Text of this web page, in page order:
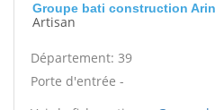
Groupe bati construction
Artisan
Département: 39
Porte d'entrée -